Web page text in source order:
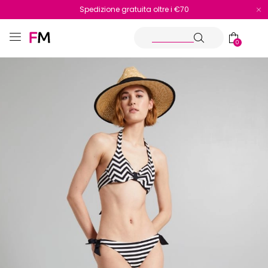
Reso facile e veloce
Spedizione gratuita oltre i €70
0